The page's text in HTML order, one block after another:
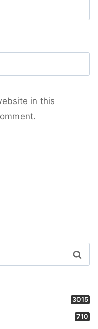
in this
3015
710